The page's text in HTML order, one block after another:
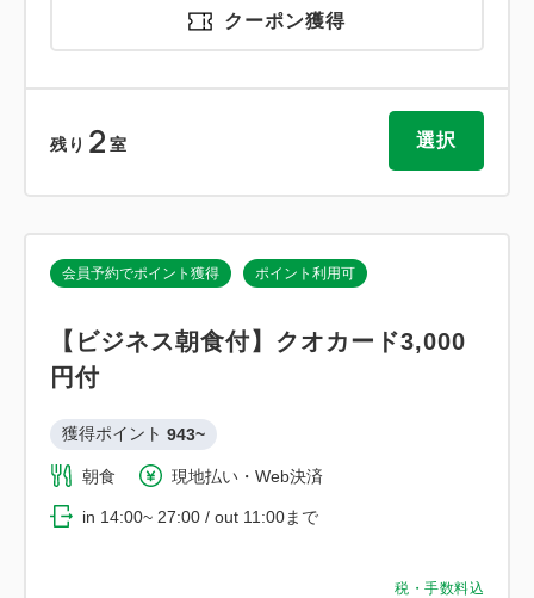
クーポン獲得
残り 2 室 選択
税・手数料込
会員予約でポイント獲得 ポイント利用可
【ビジネス朝食付】クオカード3,000
円付
獲得ポイント 943~
朝食 現地払い・Web決済
in 14:00~ 27:00 / out 11:00まで